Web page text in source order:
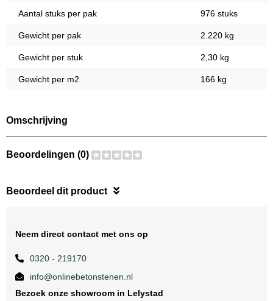
Aantal stuks per pak 976 stuks
Gewicht per pak 2.220 kg
Gewicht per stuk 2,30 kg
Gewicht per m2 166 kg
Omschrijving
Beoordelingen (0)
Beoordeel dit product
Neem direct contact met ons op
0320 - 219170
info@onlinebetonstenen.nl
Bezoek onze showroom in Lelystad